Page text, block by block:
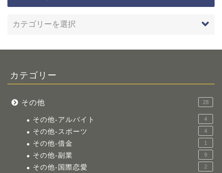
カテゴリー
その他 28
その他-アルバイト 4
その他-スポーツ 4
その他-借金 1
その他-副業 9
その他-国際恋愛 2